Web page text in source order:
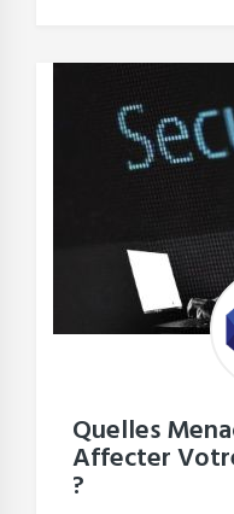
Quelles
Affecter
?